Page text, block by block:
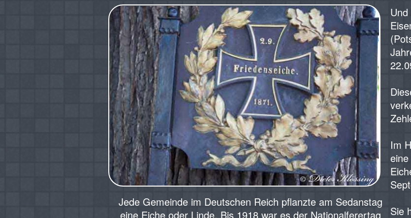
Jede Gemeinde im Deutschen Reich pflanzte am Sedanstag
eine Eiche oder Linde. Bis 1918 war es der Nationalferertag
Im
Sie